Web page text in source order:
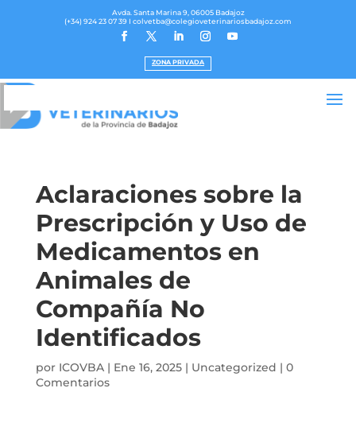
Avda. Santa Marina 9, 06005 Badajoz
(+34) 924 23 07 39 I colvetba@colegioveterinariosbadajoz.com
ZONA PRIVADA
Aclaraciones sobre la
Prescripción y Uso de
Medicamentos en
Animales de
Compañía No
Identificados
por ICOVBA| Ene 16, 2025| Uncategorized | 0
Comentarios